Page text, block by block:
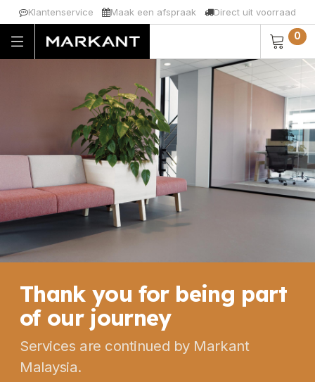
Klantenservice Maak een afspraak​ Direct uit voorraad
0
Thank you for being part
of our journey
Services are continued by Markant
Malaysia.